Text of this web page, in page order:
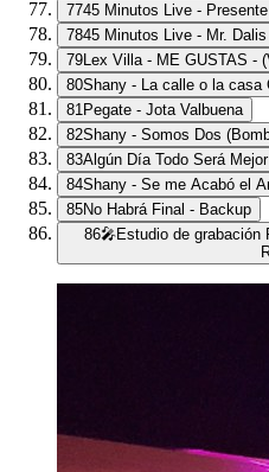
77
45 Minutos
78
45 Minutos Live - Mr. Dalis
79Lex Villa - ME GUSTAS -
80Shany - La calle o la casa
81Pegate - Jota Valbuena
82Shany - Somos Dos
83Algún Día Todo Será
84Shany - Se me Acabó el
85No Habrá Final - Backup
86🎤Estudio de grabación